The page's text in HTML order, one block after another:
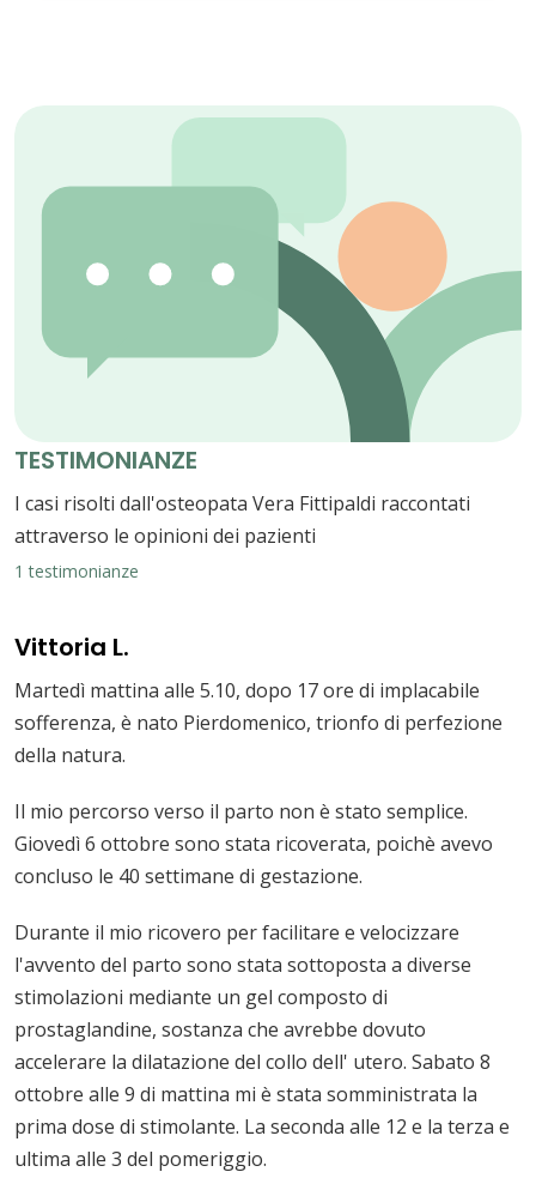
TESTIMONIANZE
I casi risolti dall'osteopata Vera Fittipaldi raccontati
attraverso le opinioni dei pazienti
1 testimonianze
Vittoria L.
Martedì mattina alle 5.10, dopo 17 ore di implacabile
sofferenza, è nato Pierdomenico, trionfo di perfezione
della natura.
Il mio percorso verso il parto non è stato semplice.
Giovedì 6 ottobre sono stata ricoverata, poichè avevo
concluso le 40 settimane di gestazione.
Durante il mio ricovero per facilitare e velocizzare
l'avvento del parto sono stata sottoposta a diverse
stimolazioni mediante un gel composto di
prostaglandine, sostanza che avrebbe dovuto
accelerare la dilatazione del collo dell' utero. Sabato 8
ottobre alle 9 di mattina mi è stata somministrata la
prima dose di stimolante. La seconda alle 12 e la terza e
ultima alle 3 del pomeriggio.